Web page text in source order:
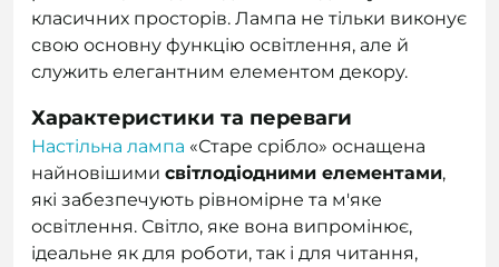
класичних просторів. Лампа не тільки виконує
свою основну функцію освітлення, але й
служить елегантним елементом декору.
Характеристики та переваги
Настільна лампа «Старе срібло» оснащена
найновішими світлодіодними елементами,
які забезпечують рівномірне та м'яке
освітлення. Світло, яке вона випромінює,
ідеальне як для роботи, так і для читання,